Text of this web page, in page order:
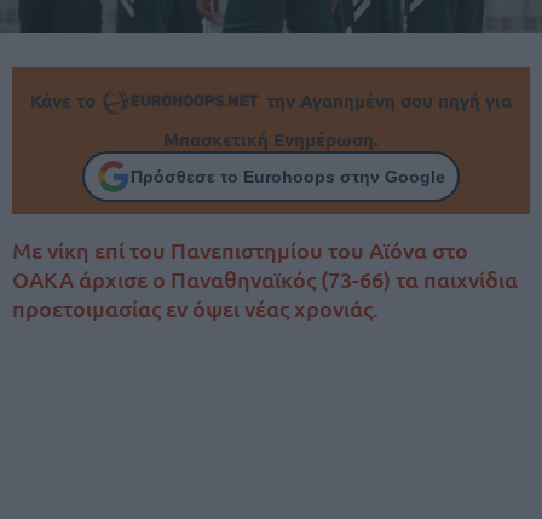
Κάνε το
την Αγαπημένη σου πηγή για
Μπασκετική Ενημέρωση.
Πρόσθεσε το Eurohoops στην Google
Με νίκη επί του Πανεπιστημίου του Αϊόνα στο
ΟΑΚΑ άρχισε ο Παναθηναϊκός (73-66) τα παιχνίδια
προετοιμασίας εν όψει νέας χρονιάς.